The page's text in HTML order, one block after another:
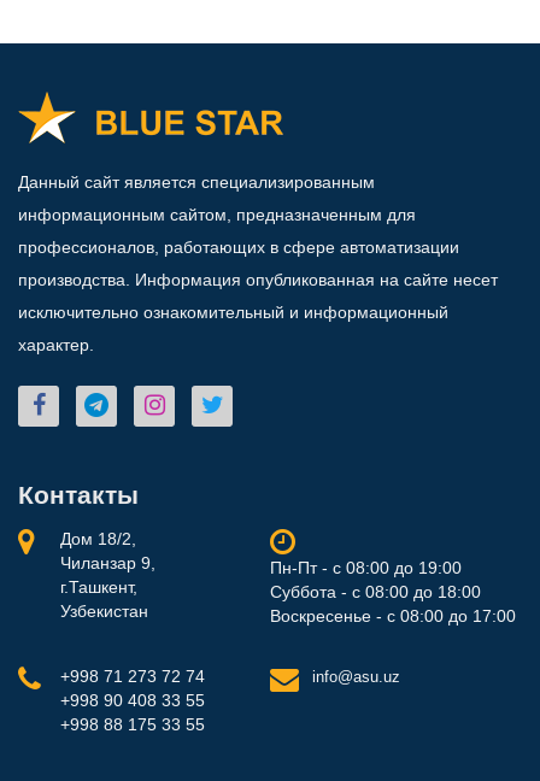
Данный сайт является специализированным
информационным сайтом, предназначенным для
профессионалов, работающих в сфере автоматизации
производства. Информация опубликованная на сайте несет
исключительно ознакомительный и информационный
характер.
Контакты
Дом 18/2,
Чиланзар 9,
г.Ташкент,
Узбекистан
Пн-Пт - с 08:00 до 19:00
Суббота - с 08:00 до 18:00
Воскресенье - с 08:00 до 17:00
+998 71 273 72 74
+998 90 408 33 55
+998 88 175 33 55
info@asu.uz